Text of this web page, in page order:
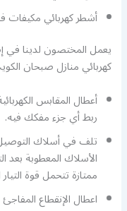
أشطر كهربائي مكيفات
يعمل المختصون لدينا في
كهربائي منازل صبحان
أعطال المقابس
ربط أي جزء مفكك فيه.
تلف في أسلاك
الأسلاك المعطوبة بعد
ممتازة تتحمل قوة التيار
اعطال الإنقطاع المفاجئ